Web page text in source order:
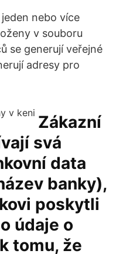
nebo více
v souboru
se generují veřejné
adresy pro
Zákazní
svá
data
banky),
poskytli
údaje o
tomu, že